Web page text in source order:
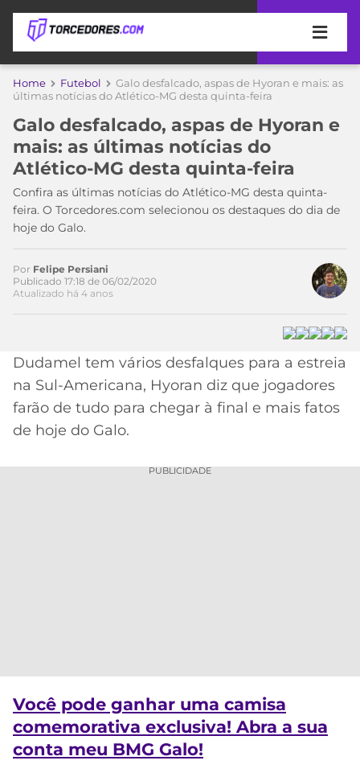
APOSTAS
DE
APOSTA
MELHORES
SITES
DE
APOSTAS
2026
CÓDIGO
DE
INDICAÇÃO
BET365
MELHORES
CASSINOS
ONLINE
2026
COPA
DO
MUNDO
TIMES
MEU
TIME
CORINTHIANS
SÃO
INTERNACIONAL
GRÊMIO
CAMPEONATOS
A
LIBERTADORES
DO
CAMPEÕES
LALIGA
MERCADO
DA
BOLA
PALPITES
Home Futebol
Galo desfalcado, aspas de Hyoran e mais: as
últimas notícias do Atlético-MG desta quinta-feira
Galo desfalcado, aspas de Hyoran e
mais: as últimas notícias do
Atlético-MG desta quinta-feira
Confira as últimas notícias do Atlético-MG desta quinta-
feira. O Torcedores.com selecionou os destaques do dia de
hoje do Galo.
Acesse o perfil do autor
no Twitter
Por Felipe Persiani
Publicado 17:18 de 06/02/2020
Atualizado há 4 anos
Dudamel tem vários desfalques para a estreia
na Sul-Americana, Hyoran diz que jogadores
farão de tudo para chegar à final e mais fatos
de hoje do Galo.
PUBLICIDADE
Você pode ganhar uma camisa
comemorativa exclusiva! Abra a sua
conta meu BMG Galo!